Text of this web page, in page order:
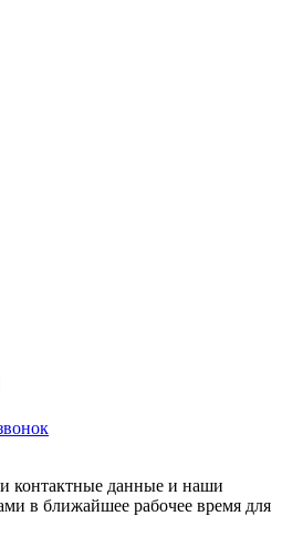
контактные данные и наши
в ближайшее рабочее время для